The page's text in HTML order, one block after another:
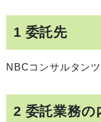
1 委託先
NBCコンサルタン
2 委託業務の